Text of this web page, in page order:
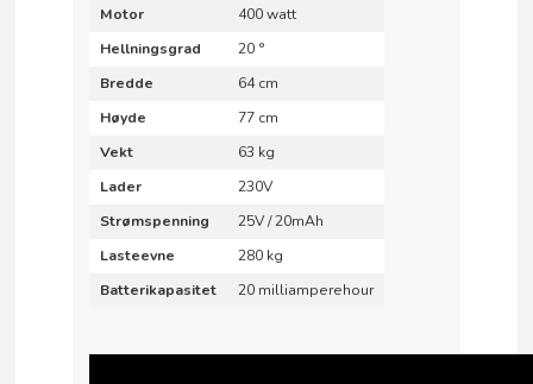
Motor
400 watt
Hellningsgrad
20 °
Bredde
64 cm
Høyde
77 cm
Vekt
63 kg
Lader
230V
Strømspenning
25V / 20mAh
Lasteevne
280 kg
Batterikapasitet
20 milliamperehour